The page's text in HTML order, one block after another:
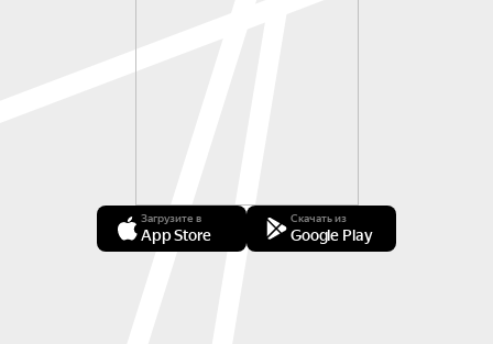
Загрузите в
App Store
Скачать из
Google Play